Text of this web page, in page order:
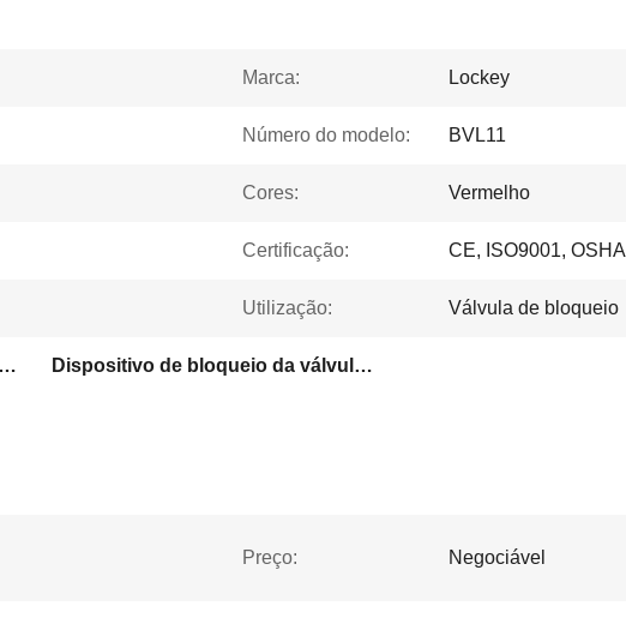
Marca: Lockey
Número do modelo: BVL11
Cores: Vermelho
Certificação: CE, ISO9001, OSHA
Utilização: Válvula de bloqueio
Dispositivos de loto de válvulas de esferas Dispositivo de bloqueio da válvula de porta
Preço: Negociável